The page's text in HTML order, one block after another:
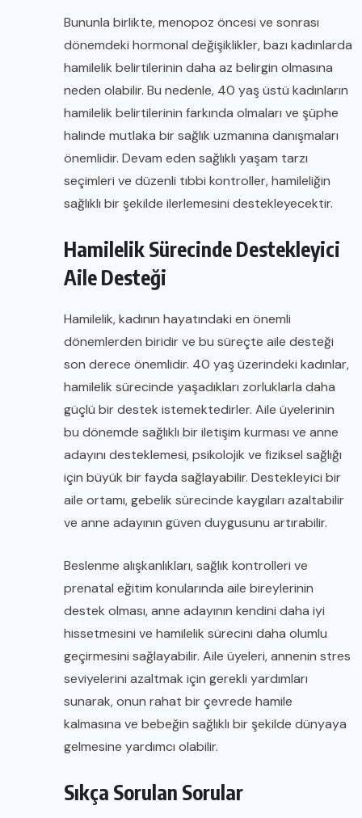
Bununla birlikte, menopoz öncesi ve sonrası
dönemdeki hormonal değişiklikler, bazı kadınlarda
hamilelik belirtilerinin daha az belirgin olmasına
neden olabilir. Bu nedenle, 40 yaş üstü kadınların
hamilelik belirtilerinin farkında olmaları ve şüphe
halinde mutlaka bir sağlık uzmanına danışmaları
önemlidir. Devam eden sağlıklı yaşam tarzı
seçimleri ve düzenli tıbbi kontroller, hamileliğin
sağlıklı bir şekilde ilerlemesini destekleyecektir.
Hamilelik Sürecinde Destekleyici
Aile Desteği
Hamilelik, kadının hayatındaki en önemli
dönemlerden biridir ve bu süreçte aile desteği
son derece önemlidir. 40 yaş üzerindeki kadınlar,
hamilelik sürecinde yaşadıkları zorluklarla daha
güçlü bir destek istemektedirler. Aile üyelerinin
bu dönemde sağlıklı bir iletişim kurması ve anne
adayını desteklemesi, psikolojik ve fiziksel sağlığı
için büyük bir fayda sağlayabilir. Destekleyici bir
aile ortamı, gebelik sürecinde kaygıları azaltabilir
ve anne adayının güven duygusunu artırabilir.
Beslenme alışkanlıkları, sağlık kontrolleri ve
prenatal eğitim konularında aile bireylerinin
destek olması, anne adayının kendini daha iyi
hissetmesini ve hamilelik sürecini daha olumlu
geçirmesini sağlayabilir. Aile üyeleri, annenin stres
seviyelerini azaltmak için gerekli yardımları
sunarak, onun rahat bir çevrede hamile
kalmasına ve bebeğin sağlıklı bir şekilde dünyaya
gelmesine yardımcı olabilir.
Sıkça Sorulan Sorular